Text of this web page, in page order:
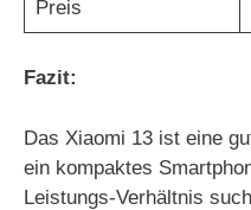
Preis
Fazit:
Das Xiaomi 13 ist eine
ein kompaktes
Leistungs-Verhältnis